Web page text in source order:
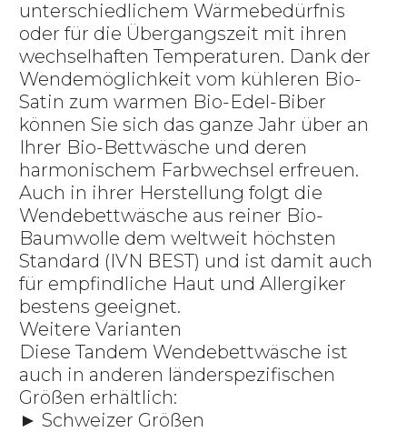
unterschiedlichem Wärmebedürfnis
oder für die Übergangszeit mit ihren
wechselhaften Temperaturen. Dank der
Wendemöglichkeit vom kühleren Bio-
Satin zum warmen Bio-Edel-Biber
können Sie sich das ganze Jahr über an
Ihrer Bio-Bettwäsche und deren
harmonischem Farbwechsel erfreuen.
Auch in ihrer Herstellung folgt die
Wendebettwäsche aus reiner Bio-
Baumwolle dem weltweit höchsten
Standard (IVN BEST) und ist damit auch
für empfindliche Haut und Allergiker
bestens geeignet.
Weitere Varianten
Diese Tandem Wendebettwäsche ist
auch in anderen länderspezifischen
Größen erhältlich:
► Schweizer Größen